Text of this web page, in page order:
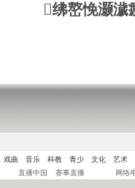
绋嶅悗灏
戏曲 音乐 科教 青少 文化
艺术
直播中国 赛事直播 网络